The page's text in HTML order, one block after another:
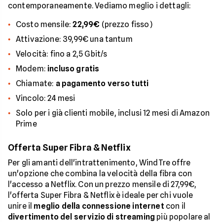
contemporaneamente. Vediamo meglio i dettagli:
Costo mensile:22,99€ (prezzo fisso)
Attivazione: 39,99€ una tantum
Velocità: fino a 2,5 Gbit/s
Modem: incluso gratis
Chiamate: a pagamento verso tutti
Vincolo: 24 mesi
Solo per i già clienti mobile, inclusi 12 mesi di Amazon
Prime
Offerta Super Fibra & Netflix
Per gli amanti dell'intrattenimento, WindTre offre
un'opzione che combina la velocità della fibra con
l'accesso a Netflix. Con un prezzo mensile di 27,99€,
l'offerta Super Fibra & Netflix è ideale per chi vuole
unire il meglio della connessione internet con il
divertimento del servizio di streaming più popolare al